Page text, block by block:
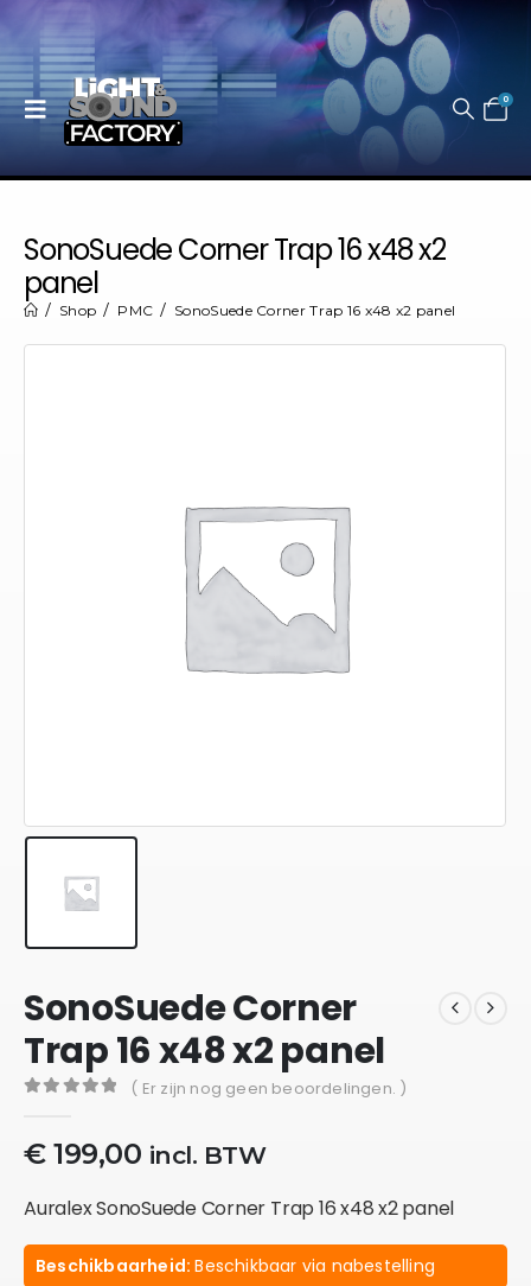
0
SonoSuede Corner Trap 16 x48 x2
panel
Shop PMC SonoSuede Corner Trap 16 x48 x2 panel
SonoSuede Corner
Trap 16 x48 x2 panel
( Er zijn nog geen beoordelingen. )
€199,00 incl. BTW
Auralex SonoSuede Corner Trap 16 x48 x2 panel
Beschikbaarheid:Beschikbaar via nabestelling